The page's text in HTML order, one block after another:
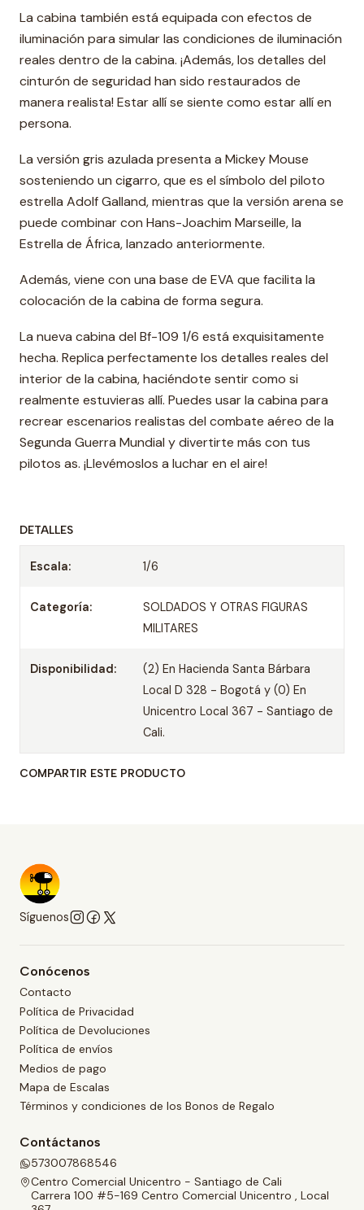
La cabina también está equipada con efectos de
iluminación para simular las condiciones de iluminación
reales dentro de la cabina. ¡Además, los detalles del
cinturón de seguridad han sido restaurados de
manera realista! Estar allí se siente como estar allí en
persona.
La versión gris azulada presenta a Mickey Mouse
sosteniendo un cigarro, que es el símbolo del piloto
estrella Adolf Galland, mientras que la versión arena se
puede combinar con Hans-Joachim Marseille, la
Estrella de África, lanzado anteriormente.
Además, viene con una base de EVA que facilita la
colocación de la cabina de forma segura.
La nueva cabina del Bf-109 1/6 está exquisitamente
hecha. Replica perfectamente los detalles reales del
interior de la cabina, haciéndote sentir como si
realmente estuvieras allí. Puedes usar la cabina para
recrear escenarios realistas del combate aéreo de la
Segunda Guerra Mundial y divertirte más con tus
pilotos as. ¡Llevémoslos a luchar en el aire!
DETALLES
Escala: 1/6
Categoría:
SOLDADOS Y OTRAS FIGURAS
MILITARES
Disponibilidad:
(2) En Hacienda Santa Bárbara
Local D 328 - Bogotá y (0) En
Unicentro Local 367 - Santiago de
Cali.
COMPARTIR ESTE PRODUCTO
Síguenos
Conócenos
Contacto
Política de Privacidad
Política de Devoluciones
Política de envíos
Medios de pago
Mapa de Escalas
Términos y condiciones de los Bonos de Regalo
Contáctanos
573007868546
Centro Comercial Unicentro - Santiago de Cali
Carrera 100 #5-169 Centro Comercial Unicentro , Local